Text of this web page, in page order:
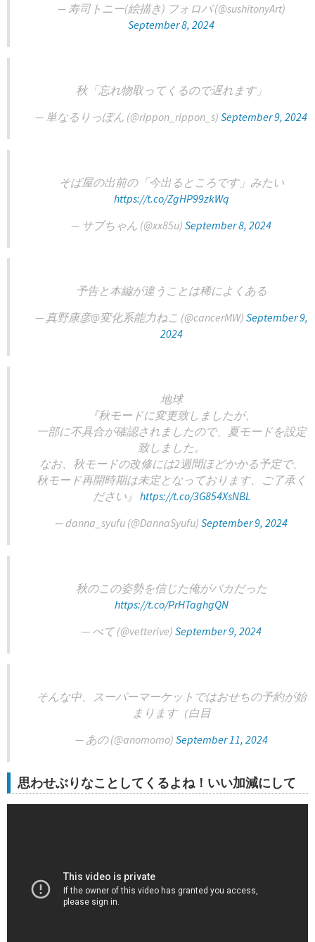
— 寿司トニー(絵描き) フォロバ (@sushitonyArt)
September 8, 2024
秋「忘れ物取ってくるので遅れます」
— 単なるりっぽん (@rippon_rippon_s) September 9, 2024
そば屋の出前の「今出るところです」みたい
https://t.co/ZgHP99zkWq
— サブちゃん (@xx85u) September 8, 2024
予告と本編が違うことは稀によくある
— 真野康彦@変化系能力ねこ (@cancerMW) September 9,
2024
地球
『秋モードに変更致しましたが、
一部に不具合が確認されましたので、夏モードを設定
致しました。
なお、秋モードの改修には2週間ほどかかる予定で、
秋モード再開時期は未定となっております、ご了承く
ださい』 https://t.co/3G854XsNBL
— danna_syufu (@DannaSyufu) September 9, 2024
秋のこの姿勢を信じた俺がバカだった
https://t.co/PrHTaghgQN
— べて (@vetterive) September 9, 2024
そんな中、スーパーマーケットではおせちの予約が始
まります（白目
— あの (@anomomo) September 11, 2024
思わせぶりなことしてくるよね！いい加減にして